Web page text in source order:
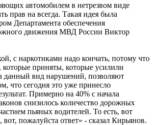
автомобилем в нетрезвом виде
прав на всегда. Такая идея была
Департамента обеспечения
движения МВД России Виктор
с наркотиками надо кончать, потому что
которые приняты, которые усилили
данный вид нарушений, позволяют
что сегодня это уже принесло
Примерно на 40% с начала
снизилось количество дорожных
пьяных водителей. То есть, вот
вот, пожалуйста ответ» - сказал Кирьянов.